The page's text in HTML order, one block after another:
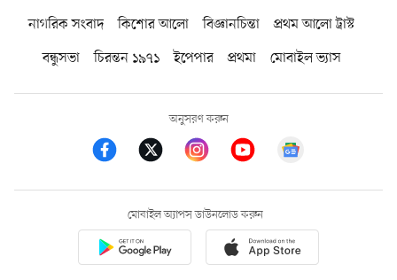
নাগরিক সংবাদ কিশোর আলো বিজ্ঞানচিন্তা
প্রথম আলো ট্রাস্ট
বন্ধুসভা
চিরন্তন ১৯৭১ ইপেপার প্রথমা মোবাইল ভ্যাস
অনুসরণ করুন
মোবাইল অ্যাপস ডাউনলোড করুন